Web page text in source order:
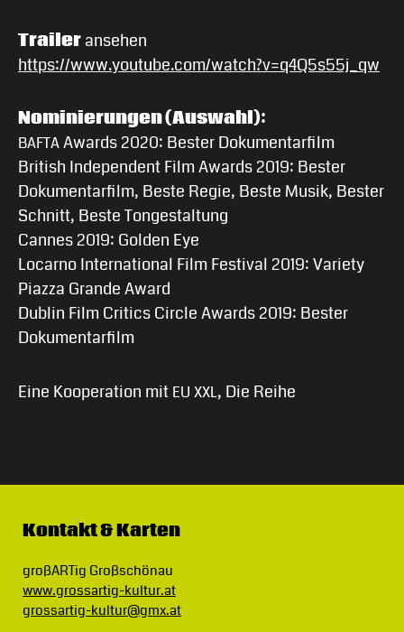
Traileransehen
https://www.youtube.com/watch?v=q4Q5s55j_qw
Nominierungen (Auswahl):
BAFTAAwards 2020: Bester Dokumentarfilm
British Independent Film Awards 2019: Bester
Dokumentarfilm, Beste Regie, Beste Musik, Bester
Schnitt, Beste Tongestaltung
Cannes 2019: Golden Eye
Locarno International Film Festival 2019: Variety
Piazza Grande Award
Dublin Film Critics Circle Awards 2019: Bester
Dokumentarfilm
Eine Kooperation mit EU XXL, Die Reihe
Kontakt & Karten
großARTig Großschönau
www.grossartig-kultur.at
grossartig-kultur@gmx.at